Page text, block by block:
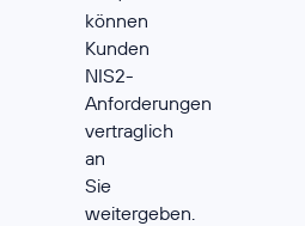
können
Kunden
NIS2-
Anforderungen
vertraglich
an
Sie
weitergeben.